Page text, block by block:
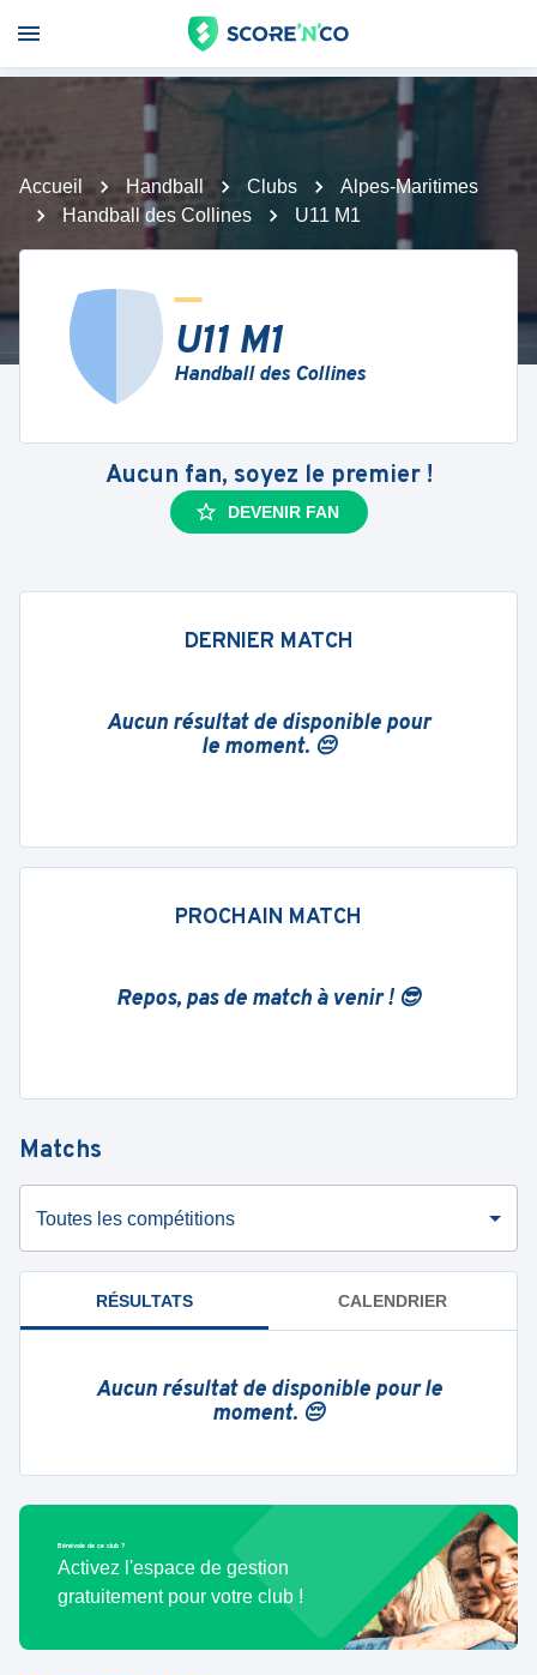
Accueil Handball Clubs
Alpes-Maritimes
Handball des Collines
U11 M1
U11 M1
Handball des Collines
Aucun fan, soyez le premier !
DEVENIR FAN
DERNIER MATCH
Aucun résultat de disponible pour
le moment. 😔
PROCHAIN MATCH
Repos, pas de match à venir ! 😎
Matchs
Toutes les compétitions
RÉSULTATS CALENDRIER
Aucun résultat de disponible pour le
moment. 😔
Bénévole de ce club ?
Activez l'espace de gestion
gratuitement pour votre club !